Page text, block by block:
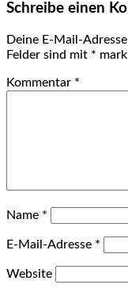
Schreibe einen
Deine E-Mail-
Felder sind mit *
Kommentar *
Name *
E-Mail-Adresse *
Website